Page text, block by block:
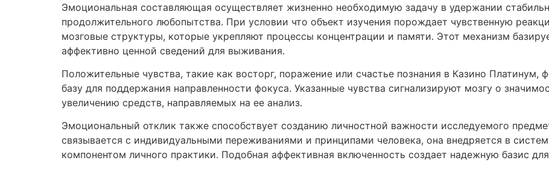
Эмоциональная составляющая осуществляет жизненно необходимую задачу в удержании
продолжительного любопытства. При условии что объект изучения порождает чувственную
мозговые структуры, которые укрепляют процессы концентрации и памяти. Этот механизм
аффективно ценной сведений для выживания.
Положительные чувства, такие как восторг, поражение или счастье познания в Казино
базу для поддержания направленности фокуса. Указанные чувства сигнализируют мозгу о
увеличению средств, направляемых на ее анализ.
Эмоциональный отклик также способствует созданию личностной важности исследуемого
связывается с индивидуальными переживаниями и принципами человека, она внедряется в
компонентом личного практики. Подобная аффективная включенность создает надежную базис